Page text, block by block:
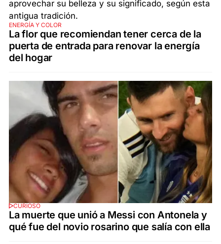
ENERGÍA Y COLOR
La flor que recomiendan tener cerca de la
puerta de entrada para renovar la energía
del hogar
CURIOSO
La muerte que unió a Messi con Antonela y
qué fue del novio rosarino que salía con ella